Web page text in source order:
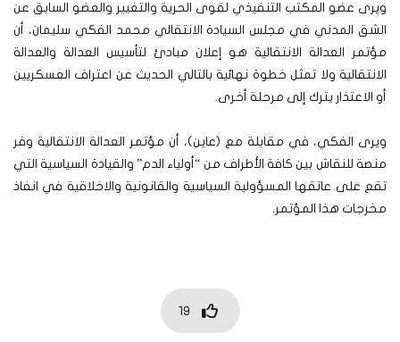
ويرى عضو المكتب التنفيذي لقوى الحرية والتغيير والعضو السابق عن
الشق المدني في مجلس السيادة الانتقالي محمد الفكي سليمان، أن
مؤتمر العدالة الانتقالية هو إعلان مبادئ لتأسيس العدالة والعدالة
الانتقالية ولا تمثل خطوة نهائية بالتالي الحديث عن اعتراف العسكريين
أو الاعتذار يترك إلى مرحلة أخرى.
ويرى الفكي، في مقابلة مع (عاين)، أن مؤتمر العدالة الانتقالية وفر
منصة للنقاش بين كافة الأطراف من “أولياء الدم” والقيادة السياسية التي
تقع على عاتقها المسؤولية السياسية والقانونية والاخلاقية في انفاذ
مخرجات هذا المؤتمر.
19